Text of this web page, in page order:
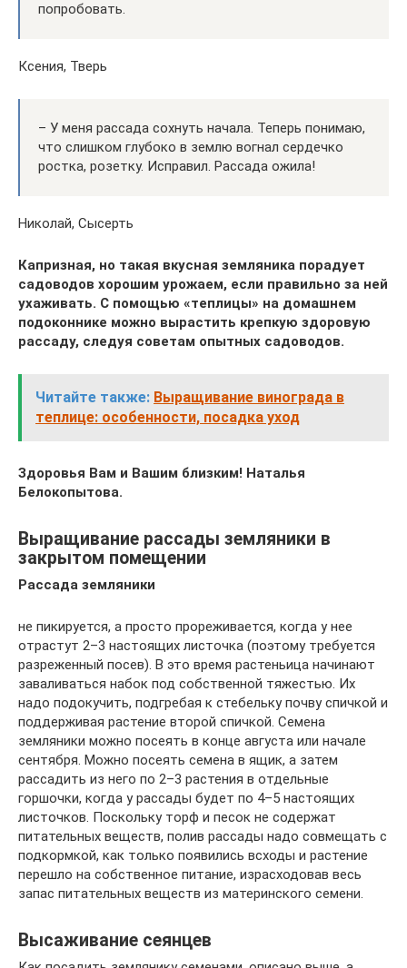
попробовать.
Ксения, Тверь
– У меня рассада сохнуть начала. Теперь понимаю,
что слишком глубоко в землю вогнал сердечко
ростка, розетку. Исправил. Рассада ожила!
Николай, Сысерть
Капризная, но такая вкусная земляника порадует
садоводов хорошим урожаем, если правильно за ней
ухаживать. С помощью «теплицы» на домашнем
подоконнике можно вырастить крепкую здоровую
рассаду, следуя советам опытных садоводов.
Читайте также: Выращивание винограда в
теплице: особенности, посадка уход
Здоровья Вам и Вашим близким! Наталья
Белокопытова.
Выращивание рассады земляники в
закрытом помещении
Рассада земляники
не пикируется, а просто прореживается, когда у нее
отрастут 2–3 настоящих листочка (поэтому требуется
разреженный посев). В это время растеньица начинают
заваливаться набок под собственной тяжестью. Их
надо подокучить, подгребая к стебельку почву спичкой и
поддерживая растение второй спичкой. Семена
земляники можно посеять в конце августа или начале
сентября. Можно посеять семена в ящик, а затем
рассадить из него по 2–3 растения в отдельные
горшочки, когда у рассады будет по 4–5 настоящих
листочков. Поскольку торф и песок не содержат
питательных веществ, полив рассады надо совмещать с
подкормкой, как только появились всходы и растение
перешло на собственное питание, израсходовав весь
запас питательных веществ из материнского семени.
Высаживание сеянцев